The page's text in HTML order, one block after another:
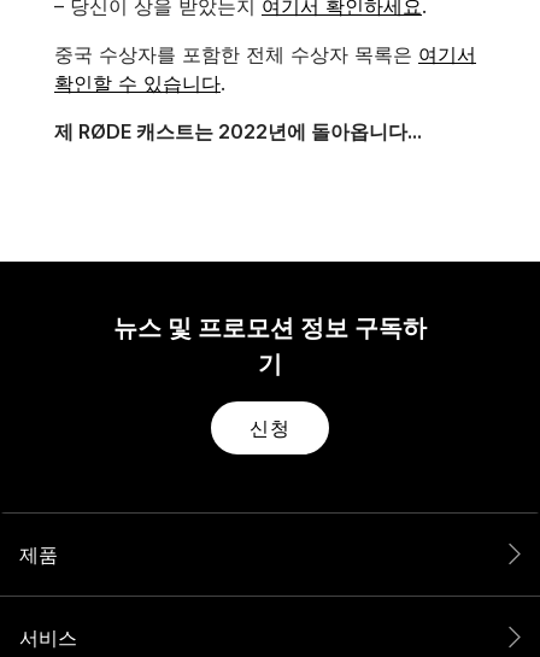
– 당신이 상을 받았는지 여기서 확인하세요.
중국 수상자를 포함한 전체 수상자 목록은 여기서
확인할 수 있습니다.
제 RØDE 캐스트는 2022년에 돌아옵니다...
뉴스 및 프로모션 정보 구독하
기
신청
제품
서비스